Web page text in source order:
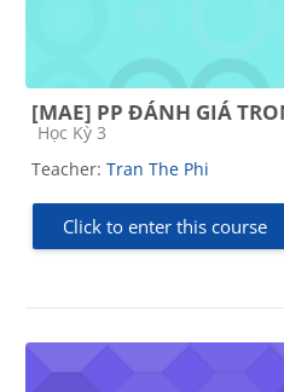
[MAE] PP ĐÁNH GIÁ
Course category
Học Kỳ 3
Teacher: Tran The Phi
Click to enter this course